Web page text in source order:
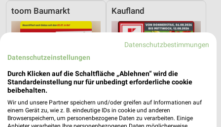
toom Baumarkt Kaufland
Datenschutzbestimmungen
Datenschutzeinstellungen
Durch Klicken auf die Schaltfläche „Ablehnen“ wird die
Standardeinstellung nur für unbedingt erforderliche cookie
beibehalten.
Wir und unsere Partner speichern und/oder greifen auf Informationen auf
einem Gerät zu, wie z. B. eindeutige IDs in cookie und anderen
Browserspeichern, um personenbezogene Daten zu verarbeiten. Einige